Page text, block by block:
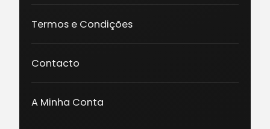
Termos e Condições
Contacto
A Minha Conta